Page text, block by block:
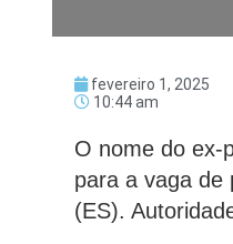
fevereiro 1, 2025
10:44 am
O nome do ex-
para a vaga de
(ES).